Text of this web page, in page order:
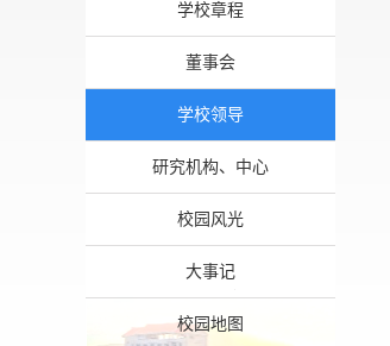
学校章程
董事会
学校领导
研究机构、中心
校园风光
大事记
校园地图